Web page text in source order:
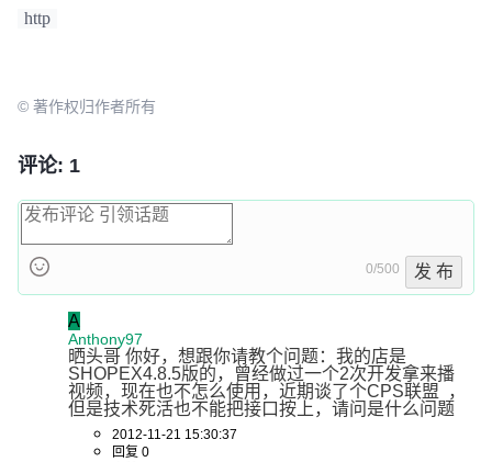
http
© 著作权归作者所有
评论: 1
0/500 发 布
A
Anthony97
晒头哥 你好，想跟你请教个问题：我的店是
SHOPEX4.8.5版的，曾经做过一个2次开发拿来播
视频，现在也不怎么使用，近期谈了个CPS联盟  ，
但是技术死活也不能把接口按上，请问是什么问题
2012-11-21 15:30:37
回复 0